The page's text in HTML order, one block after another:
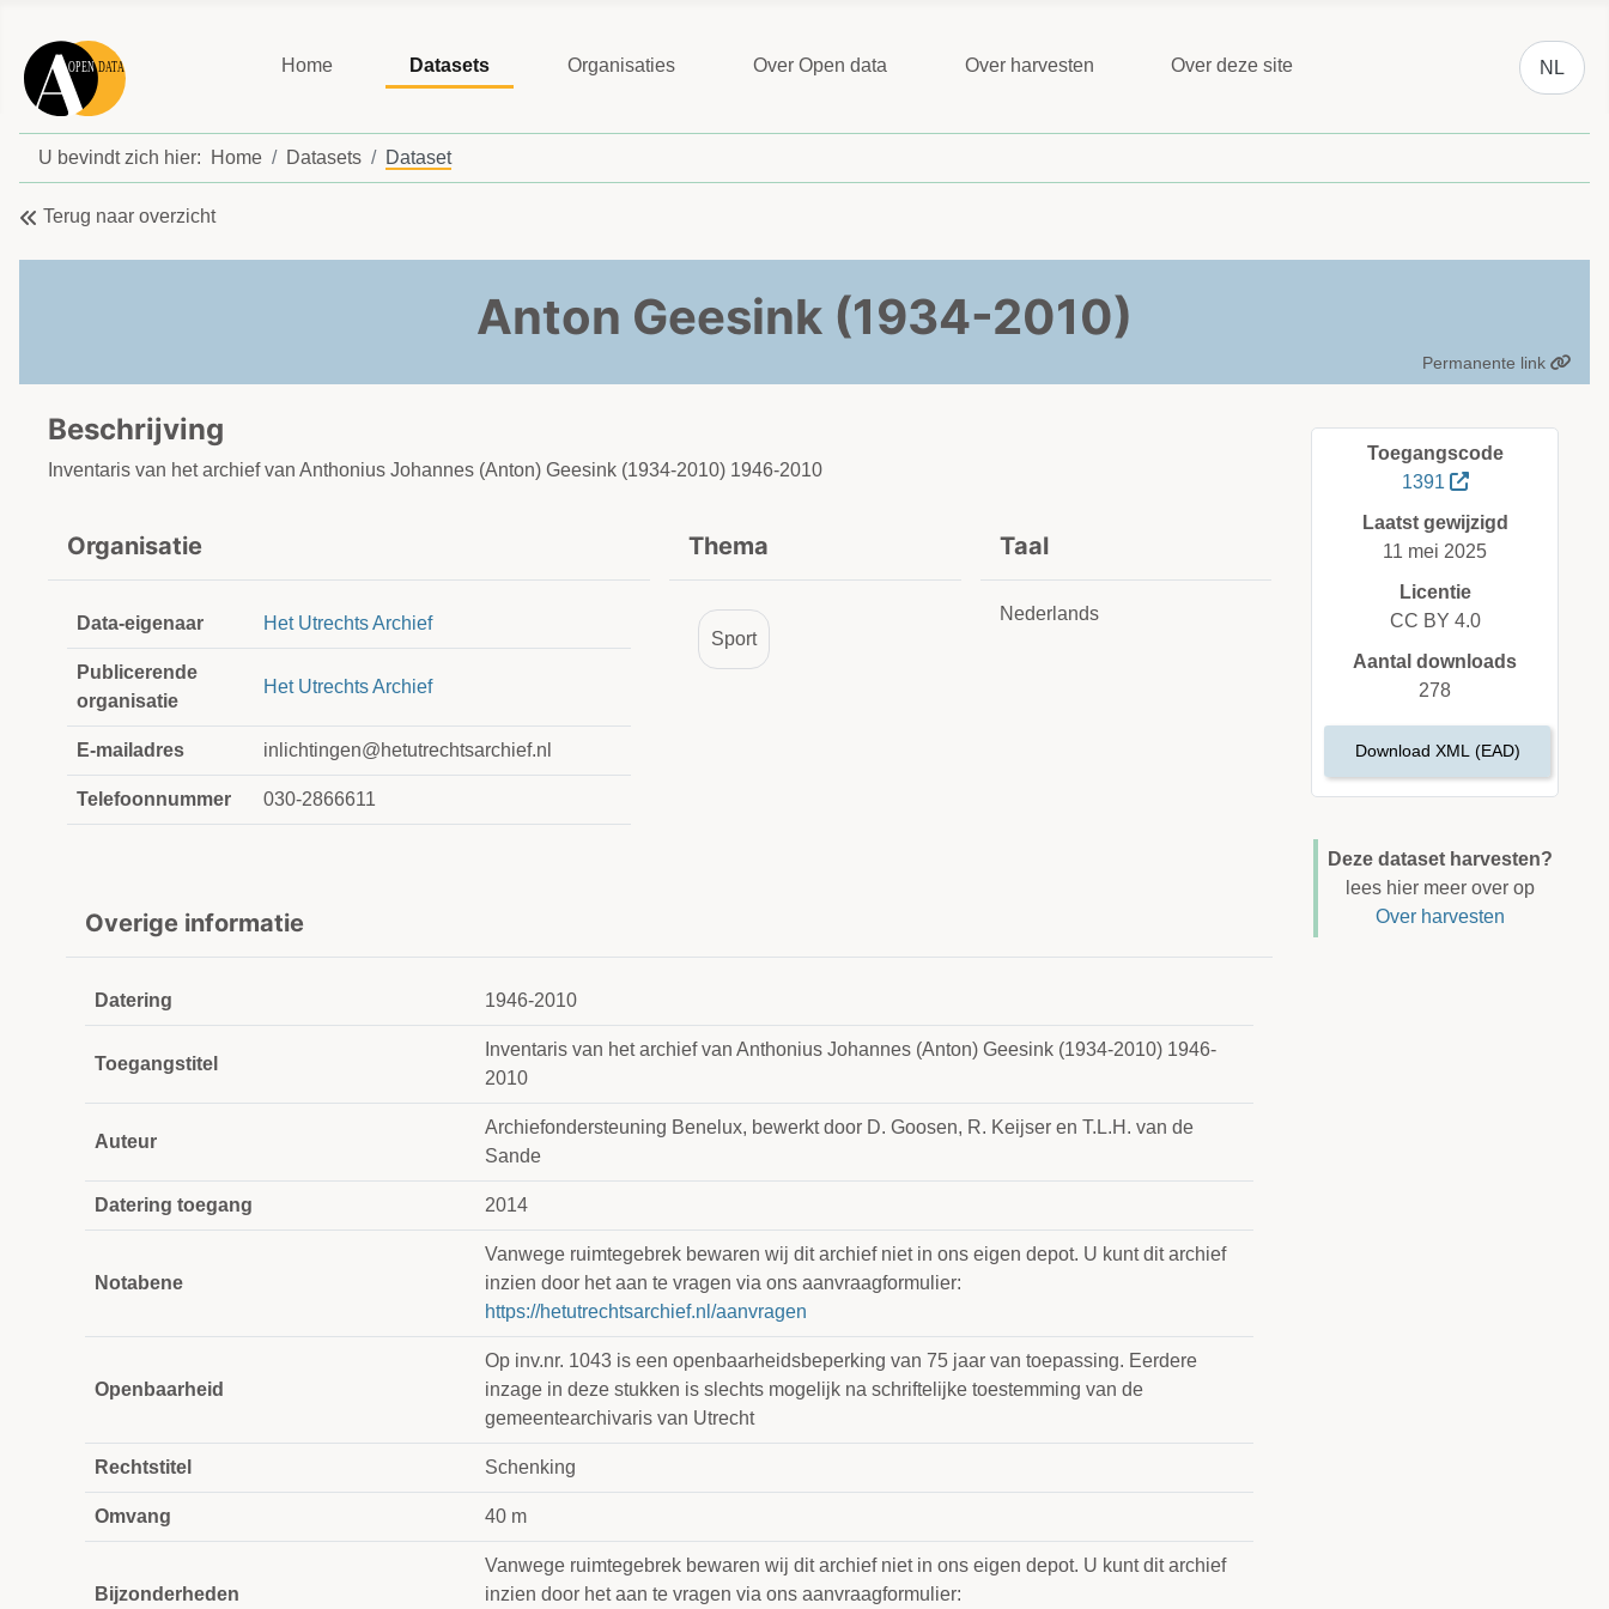
Home Datasets Organisaties Over Open data Over harvesten Over deze site
Selecteer
NL
U bevindt zich hier: Home Datasets Dataset
Terug naar overzicht
Anton Geesink (1934-2010)
Permanente link
Beschrijving
Inventaris van het archief van Anthonius Johannes (Anton) Geesink (1934-2010) 1946-2010
Organisatie
Data-eigenaar Het Utrechts Archief
Publicerende
organisatie
Het Utrechts Archief
E-mailadres inlichtingen@hetutrechtsarchief.nl
Telefoonnummer 030-2866611
Thema
Sport
Taal
Nederlands
Overige informatie
Datering 1946-2010
Toegangstitel
Inventaris van het archief van Anthonius Johannes (Anton) Geesink (1934-2010) 1946-
2010
Auteur
Archiefondersteuning Benelux, bewerkt door D. Goosen, R. Keijser en T.L.H. van de
Sande
Datering toegang 2014
Notabene
Vanwege ruimtegebrek bewaren wij dit archief niet in ons eigen depot. U kunt dit archief
inzien door het aan te vragen via ons aanvraagformulier:
https://hetutrechtsarchief.nl/aanvragen
Openbaarheid
Op inv.nr. 1043 is een openbaarheidsbeperking van 75 jaar van toepassing. Eerdere
inzage in deze stukken is slechts mogelijk na schriftelijke toestemming van de
gemeentearchivaris van Utrecht
Rechtstitel Schenking
Omvang 40 m
Bijzonderheden
Vanwege ruimtegebrek bewaren wij dit archief niet in ons eigen depot. U kunt dit archief
inzien door het aan te vragen via ons aanvraagformulier:
Toegangscode
1391
Laatst gewijzigd
11 mei 2025
Licentie
CC BY 4.0
Aantal downloads
278
Download XML (EAD)
Deze dataset harvesten?
lees hier meer over op
Over harvesten